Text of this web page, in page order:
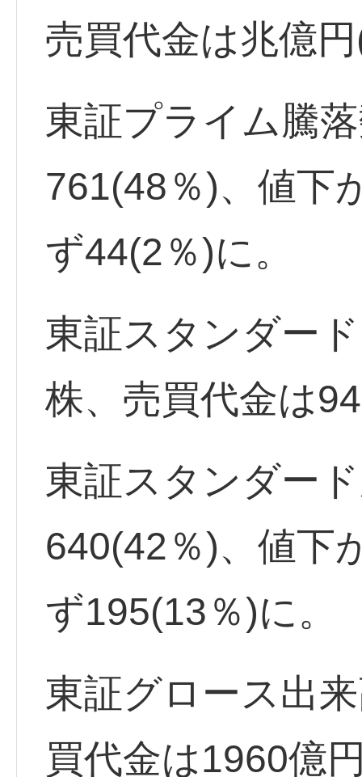
売買代金は兆億
東証プライム騰
761(48％)、値下
ず44(2％)に。
東証スタンダー
株、売買代金は
東証スタンダー
640(42％)、値下
ず195(13％)に。
東証グロース出
買代金は1960億